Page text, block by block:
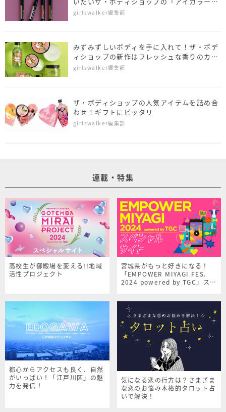
ティック」
girlswalker編集部
みずみずしいボディを手に入れて！ザ・ボデ
ィショップの新作はフレッシュな香りのカク
タスブロッサムシリーズ
girlswalker編集部
ザ・ボディショップの人気アイテムを詰め合
わせ！ギフトにピッタリ
girlswalker編集部
連載・特集
高校生が御殿場を変える!!地域
活性プロジェクト
宮城県がもっと好きになる！
「EMPOWER MIYAGI FES.
2024 powered by TGC」スペ
都心からアクセスも良く、自然
がいっぱい！「江戸川区」の魅
力を発信！
気になる恋の行方は？さまざま
な恋のお悩み本格的タロット占
いで解決！